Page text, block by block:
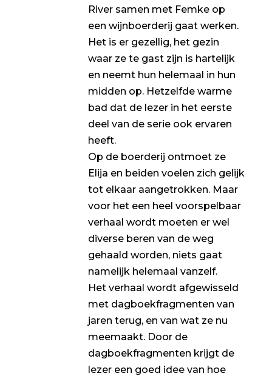
River samen met Femke op
een wijnboerderij gaat werken.
Het is er gezellig, het gezin
waar ze te gast zijn is hartelijk
en neemt hun helemaal in hun
midden op. Hetzelfde warme
bad dat de lezer in het eerste
deel van de serie ook ervaren
heeft.
Op de boerderij ontmoet ze
Elija en beiden voelen zich gelijk
tot elkaar aangetrokken. Maar
voor het een heel voorspelbaar
verhaal wordt moeten er wel
diverse beren van de weg
gehaald worden, niets gaat
namelijk helemaal vanzelf.
Het verhaal wordt afgewisseld
met dagboekfragmenten van
jaren terug, en van wat ze nu
meemaakt. Door de
dagboekfragmenten krijgt de
lezer een goed idee van hoe